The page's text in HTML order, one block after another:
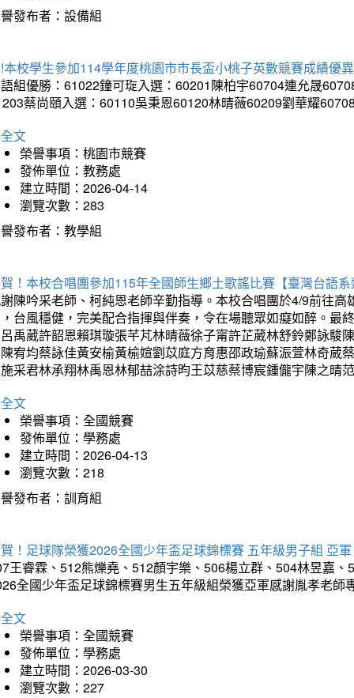
發布者：設備組
本校學生參加114學年度桃園市市長盃小桃子英數競賽成績優
組優勝：61022鐘可琁入選：60201陳柏宇60704連允晟
蔡尚頤入選：60110吳秉恩60120林晴薇60209劉華耀
文
榮譽事項：桃園市競賽
發佈單位：教務處
建立時間：2026-04-14
瀏覽次數：283
發布者：教學組
！本校合唱團參加115年全國師生鄉土歌謠比賽【臺灣台語
陳吟采老師、柯純恩老師辛勤指導。本校合唱團於4/9前往
台風穩健，完美配合指揮與伴奏，令在場聽眾如癡如醉。最
禹葳許韶恩賴琪璇張芊芃林晴薇徐子甯許芷葳林舒鈴鄭詠駿
宥均蔡詠佳黃安榆黃榆媗劉苡庭方育惠邵政瑜蘇浱萱林奇葳
采君林承翔林禹恩林郁喆涂詩昀王苡慈蔡博宸鍾儱宇陳之晴
文
榮譽事項：全國競賽
發佈單位：學務處
建立時間：2026-04-13
瀏覽次數：218
發布者：訓育組
！足球隊榮獲2026全國少年盃足球錦標賽 五年級男子組 亞軍
王睿霖、512熊爍堯、512顏宇樂、506楊立群、504林昱嘉
全國少年盃足球錦標賽男生五年級組榮獲亞軍感謝胤孝老師
文
榮譽事項：全國競賽
發佈單位：學務處
建立時間：2026-03-30
瀏覽次數：227